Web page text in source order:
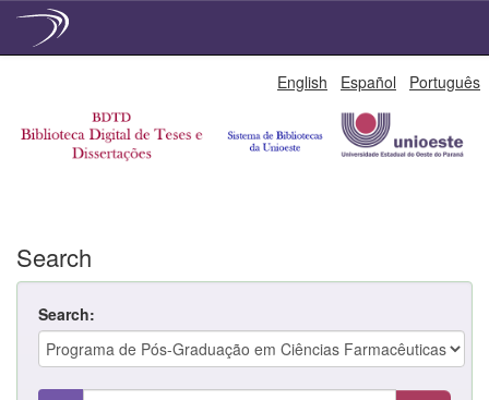
English Español Português
Search
Search: